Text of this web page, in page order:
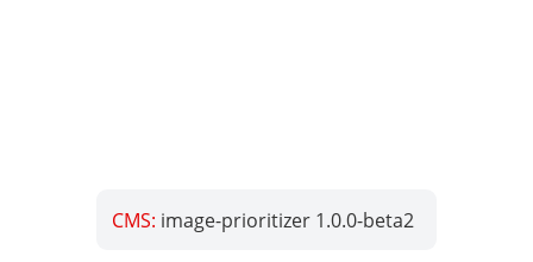
CMS: image-prioritizer 1.0.0-beta2